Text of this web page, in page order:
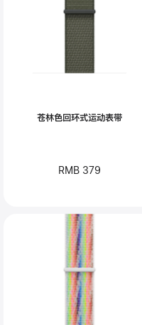
苍林色回环式运动表带
RMB 379